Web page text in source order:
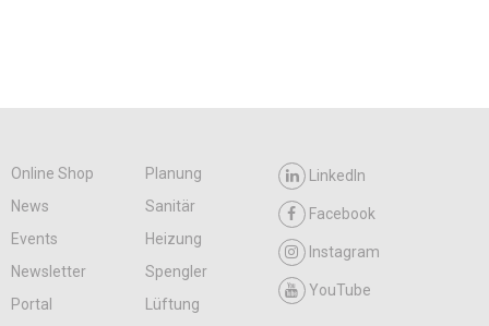
Online Shop
Planung
News
Sanitär
Events
Heizung
Newsletter
Spengler
Portal
Lüftung
LinkedIn
Facebook
Instagram
YouTube